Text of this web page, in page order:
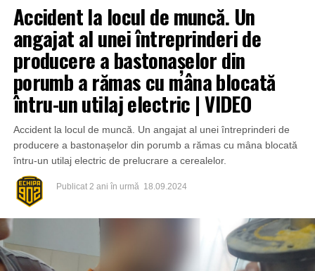
Accident la locul de muncă. Un
angajat al unei întreprinderi de
producere a bastonașelor din
porumb a rămas cu mâna blocată
întru-un utilaj electric | VIDEO
Accident la locul de muncă. Un angajat al unei întreprinderi de
producere a bastonașelor din porumb a rămas cu mâna blocată
întru-un utilaj electric de prelucrare a cerealelor.
Publicat 2 ani în urmă 18.09.2024